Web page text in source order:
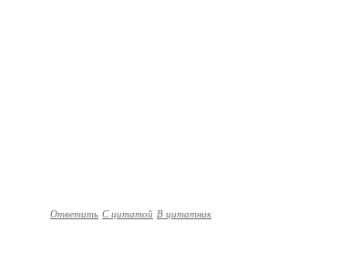
Ответить С цитатой В цитатник